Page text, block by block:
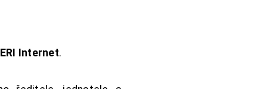
ERI Internet.